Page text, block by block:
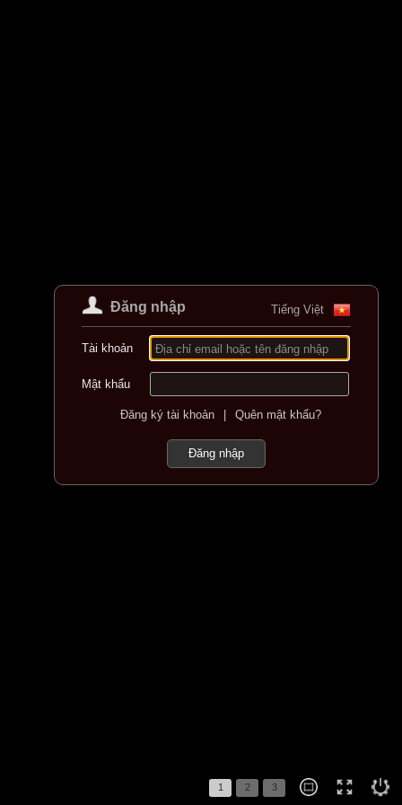
1 2 3
Đăng nhập Tiếng Việt
Tài khoản Địa chỉ email hoặc tên đăng nhập
Mật khẩu
Đăng ký tài khoản | Quên mật khẩu?